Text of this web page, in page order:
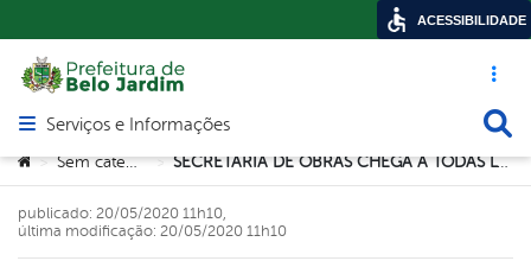
Acesso
Abrir menu principal de navegação
Serviços e Informações
Você está aqui:
> Sem categoria > SECRETARIA DE OBRAS CHEGA A TODAS LOCALIDADES
publicado: 20/05/2020 11h10,
última modificação: 20/05/2020 11h10
ACESSIBILIDADE